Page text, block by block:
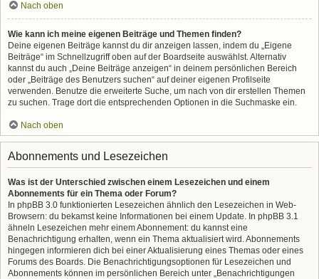
Nach oben
Wie kann ich meine eigenen Beiträge und Themen finden?
Deine eigenen Beiträge kannst du dir anzeigen lassen, indem du „Eigene
Beiträge“ im Schnellzugriff oben auf der Boardseite auswählst. Alternativ
kannst du auch „Deine Beiträge anzeigen“ in deinem persönlichen Bereich
oder „Beiträge des Benutzers suchen“ auf deiner eigenen Profilseite
verwenden. Benutze die erweiterte Suche, um nach von dir erstellen Themen
zu suchen. Trage dort die entsprechenden Optionen in die Suchmaske ein.
Nach oben
Abonnements und Lesezeichen
Was ist der Unterschied zwischen einem Lesezeichen und einem
Abonnements für ein Thema oder Forum?
In phpBB 3.0 funktionierten Lesezeichen ähnlich den Lesezeichen in Web-
Browsern: du bekamst keine Informationen bei einem Update. In phpBB 3.1
ähneln Lesezeichen mehr einem Abonnement: du kannst eine
Benachrichtigung erhalten, wenn ein Thema aktualisiert wird. Abonnements
hingegen informieren dich bei einer Aktualisierung eines Themas oder eines
Forums des Boards. Die Benachrichtigungsoptionen für Lesezeichen und
Abonnements können im persönlichen Bereich unter „Benachrichtigungen